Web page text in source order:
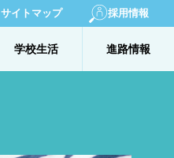
サイトマップ 採用情報
学校生活 進路情報